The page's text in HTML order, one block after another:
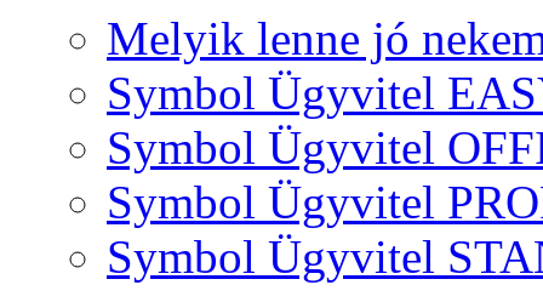
Melyik lenne jó
Symbol Ügyvitel
Symbol Ügyvitel
Symbol Ügyvitel
Symbol Ügyvitel